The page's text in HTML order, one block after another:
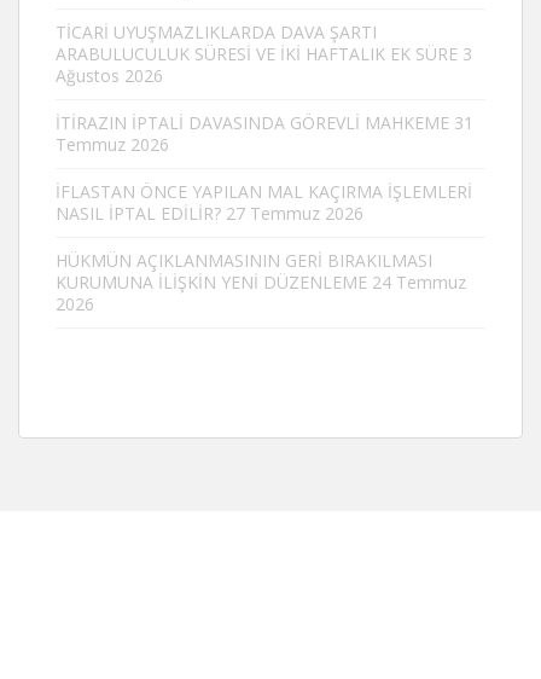
TİCARİ UYUŞMAZLIKLARDA DAVA ŞARTI
ARABULUCULUK SÜRESİ VE İKİ HAFTALIK EK SÜRE 3
Ağustos 2026
İTİRAZIN İPTALİ DAVASINDA GÖREVLİ MAHKEME 31
Temmuz 2026
İFLASTAN ÖNCE YAPILAN MAL KAÇIRMA İŞLEMLERİ
NASIL İPTAL EDİLİR? 27 Temmuz 2026
HÜKMÜN AÇIKLANMASININ GERİ BIRAKILMASI
KURUMUNA İLİŞKİN YENİ DÜZENLEME 24 Temmuz
2026